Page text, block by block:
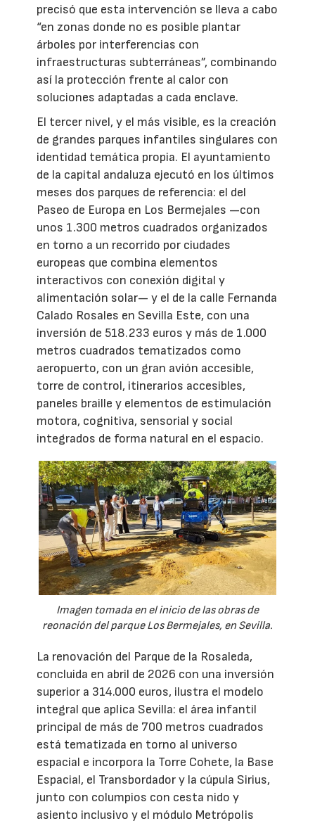
precisó que esta intervención se lleva a cabo
“en zonas donde no es posible plantar
árboles por interferencias con
infraestructuras subterráneas”, combinando
así la protección frente al calor con
soluciones adaptadas a cada enclave.
El tercer nivel, y el más visible, es la creación
de grandes parques infantiles singulares con
identidad temática propia. El ayuntamiento
de la capital andaluza ejecutó en los últimos
meses dos parques de referencia: el del
Paseo de Europa en Los Bermejales —con
unos 1.300 metros cuadrados organizados
en torno a un recorrido por ciudades
europeas que combina elementos
interactivos con conexión digital y
alimentación solar— y el de la calle Fernanda
Calado Rosales en Sevilla Este, con una
inversión de 518.233 euros y más de 1.000
metros cuadrados tematizados como
aeropuerto, con un gran avión accesible,
torre de control, itinerarios accesibles,
paneles braille y elementos de estimulación
motora, cognitiva, sensorial y social
integrados de forma natural en el espacio.
Imagen tomada en el inicio de las obras de
reonación del parque Los Bermejales, en Sevilla.
La renovación del Parque de la Rosaleda,
concluida en abril de 2026 con una inversión
superior a 314.000 euros, ilustra el modelo
integral que aplica Sevilla: el área infantil
principal de más de 700 metros cuadrados
está tematizada en torno al universo
espacial e incorpora la Torre Cohete, la Base
Espacial, el Transbordador y la cúpula Sirius,
junto con columpios con cesta nido y
asiento inclusivo y el módulo Metrópolis